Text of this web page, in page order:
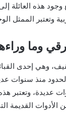
هذه العائلة
وتعتبر الممثل
وما
وهي إحدى
منذ سنوات
عديدة، وتعتبر
الأدوات القديمة